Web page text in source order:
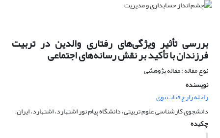
بررسی تأثیر ویژگی‌های رفتاری والدین در تربیت
فرزندان با تأکید بر نقش رسانه‌های اجتماعی
نوع مقاله : مقاله پژوهشی
نویسنده
راحله زارع قنات نوی
دانشجوی کارشناسی علوم تربیتی، دانشگاه پیام نور اشتهارد، اشتهارد، ایران.
چکیده